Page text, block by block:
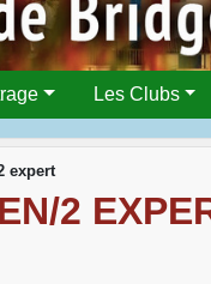
Les Clubs
expert
2